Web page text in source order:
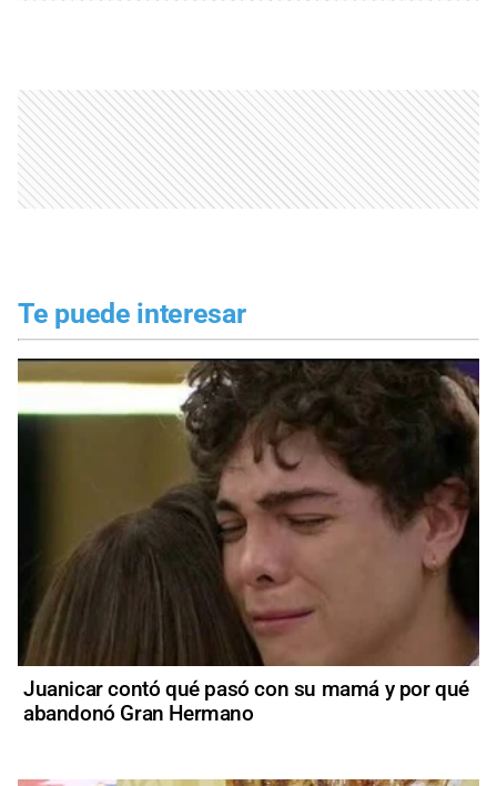
Te puede interesar
Juanicar contó qué pasó con su mamá y por qué
abandonó Gran Hermano